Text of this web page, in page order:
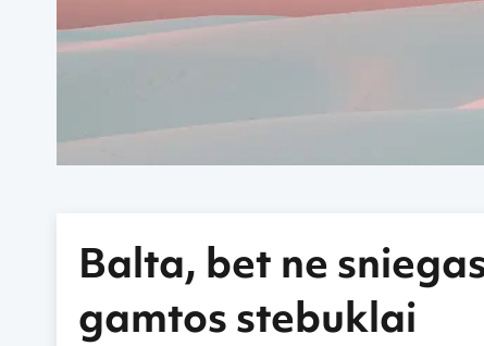
Balta, bet ne
gamtos stebuklai